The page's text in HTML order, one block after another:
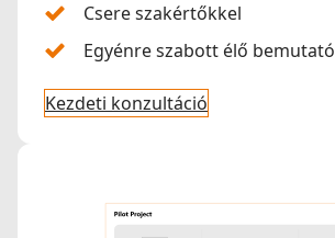
Csere szakértőkkel
Egyénre szabott élő bemutató
Kezdeti konzultáció